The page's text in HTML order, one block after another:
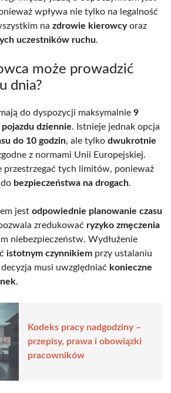
wpływa nie tylko na legalność
na zdrowie kierowcyoraz
uczestników ruchu.
może prowadzić
dnia?
do dyspozycji maksymalnie 9
dziennie. Istnieje jednak opcja
do 10 godzin, ale tylko dwukrotnie
z normami Unii Europejskiej.
przestrzegać tych limitów, ponieważ
bezpieczeństwa na drogach.
jest odpowiednie planowanie czasu
zredukować ryzyko zmęczenia
niebezpieczeństw. Wydłużenie
istotnym czynnikiem przy ustalaniu
musi uwzględniać konieczne
.
Kodeks pracy nadgodziny –
przepisy, prawa i obowiązki
pracowników